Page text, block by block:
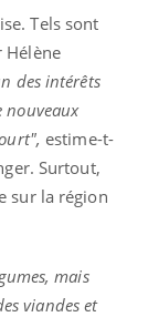
Tels sont
Hélène
des intérêts
nouveaux
estime-t-
Surtout,
sur la région
mais
viandes et